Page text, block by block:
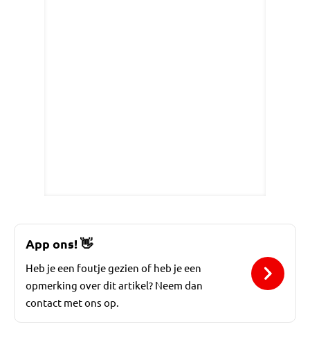
App ons!👋
Heb je een foutje gezien of heb je een
opmerking over dit artikel? Neem dan
contact met ons op.